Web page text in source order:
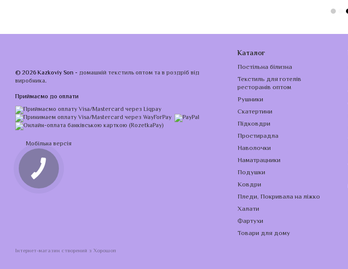
© 2026 Kazkoviy Son - домашній текстиль оптом та в роздріб від
виробника.
Приймаємо до оплати
Мобільна версія
Інтернет-магазин створений з Хорошоп
Каталог
Постільна білизна
Текстиль для готелів
ресторанів оптом
Рушники
Скатертини
Підковдри
Простирадла
Наволочки
Наматрацники
Подушки
Ковдри
Пледи, Покривала на ліжко
Халати
Фартухи
Товари для дому